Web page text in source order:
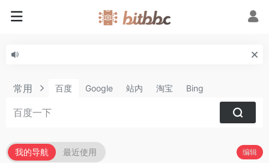
常用 百度 Google 站内 淘宝 Bing
我的导航 最近使用 编辑